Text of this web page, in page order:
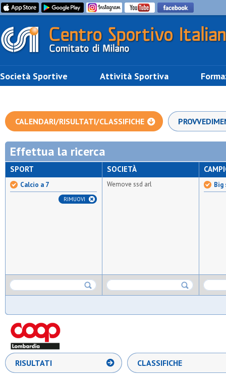
Società Sportive Attività Sportiva
CALENDARI/RISULTATI/CLASSIFICHE
Effettua la ricerca
SPORT
Calcio a 7
RIMUOVI
SOCIETÀ
Wemove ssd arl Big
RISULTATI CLASSIFICHE